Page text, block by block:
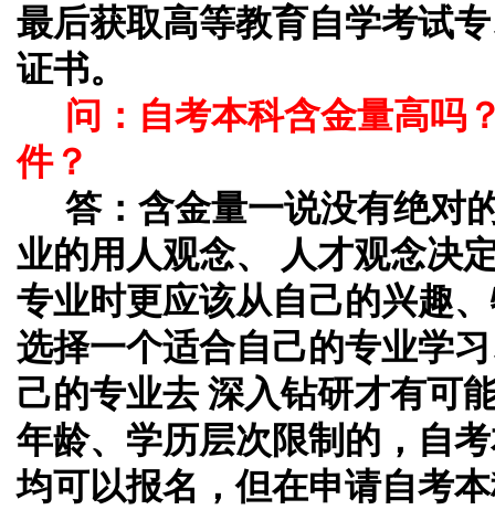
最后获取高等教育自学考试
证书。
问：自考本科含金量高吗
件？
答： 含金量一说没有绝对
业的用人观念、 人才观念决
专业时更应该从自己的兴趣
选择一个适合自己的专业学
己的专业去 深入钻研才有可
年龄、学历层次限制的，自
均可以报名，但在申请自考